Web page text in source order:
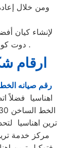
ومن خلال
لإنشاء كيان
دوت كوم في تقدم وتطور في اتجاهات جديدة .
ارقام
رقم صيانه
اهناسيا فضلاً
ترين اهناسيا
مركز خدمة